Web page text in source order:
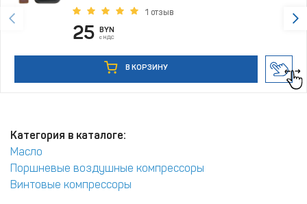
1 отзыв
25 BYN
с НДС
В КОРЗИНУ
Категория в каталоге:
Масло
Поршневые воздушные компрессоры
Винтовые компрессоры